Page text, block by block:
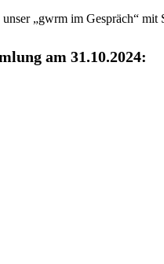
„gwrm im Gespräch“ mit
am 31.10.2024: